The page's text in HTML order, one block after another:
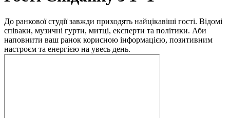
До ранкової студії завжди приходять найцікавіші гості. Відомі
співаки, музичні гурти, митці, експерти та політики. Аби
наповнити ваш ранок корисною інформацією, позитивним
настроєм та енергією на увесь день.